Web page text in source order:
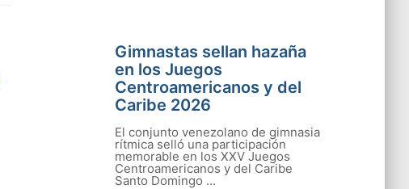
Gimnastas sellan hazaña
en los Juegos
Centroamericanos y del
Caribe 2026
El conjunto venezolano de gimnasia
rítmica selló una participación
memorable en los XXV Juegos
Centroamericanos y del Caribe
Santo Domingo ...